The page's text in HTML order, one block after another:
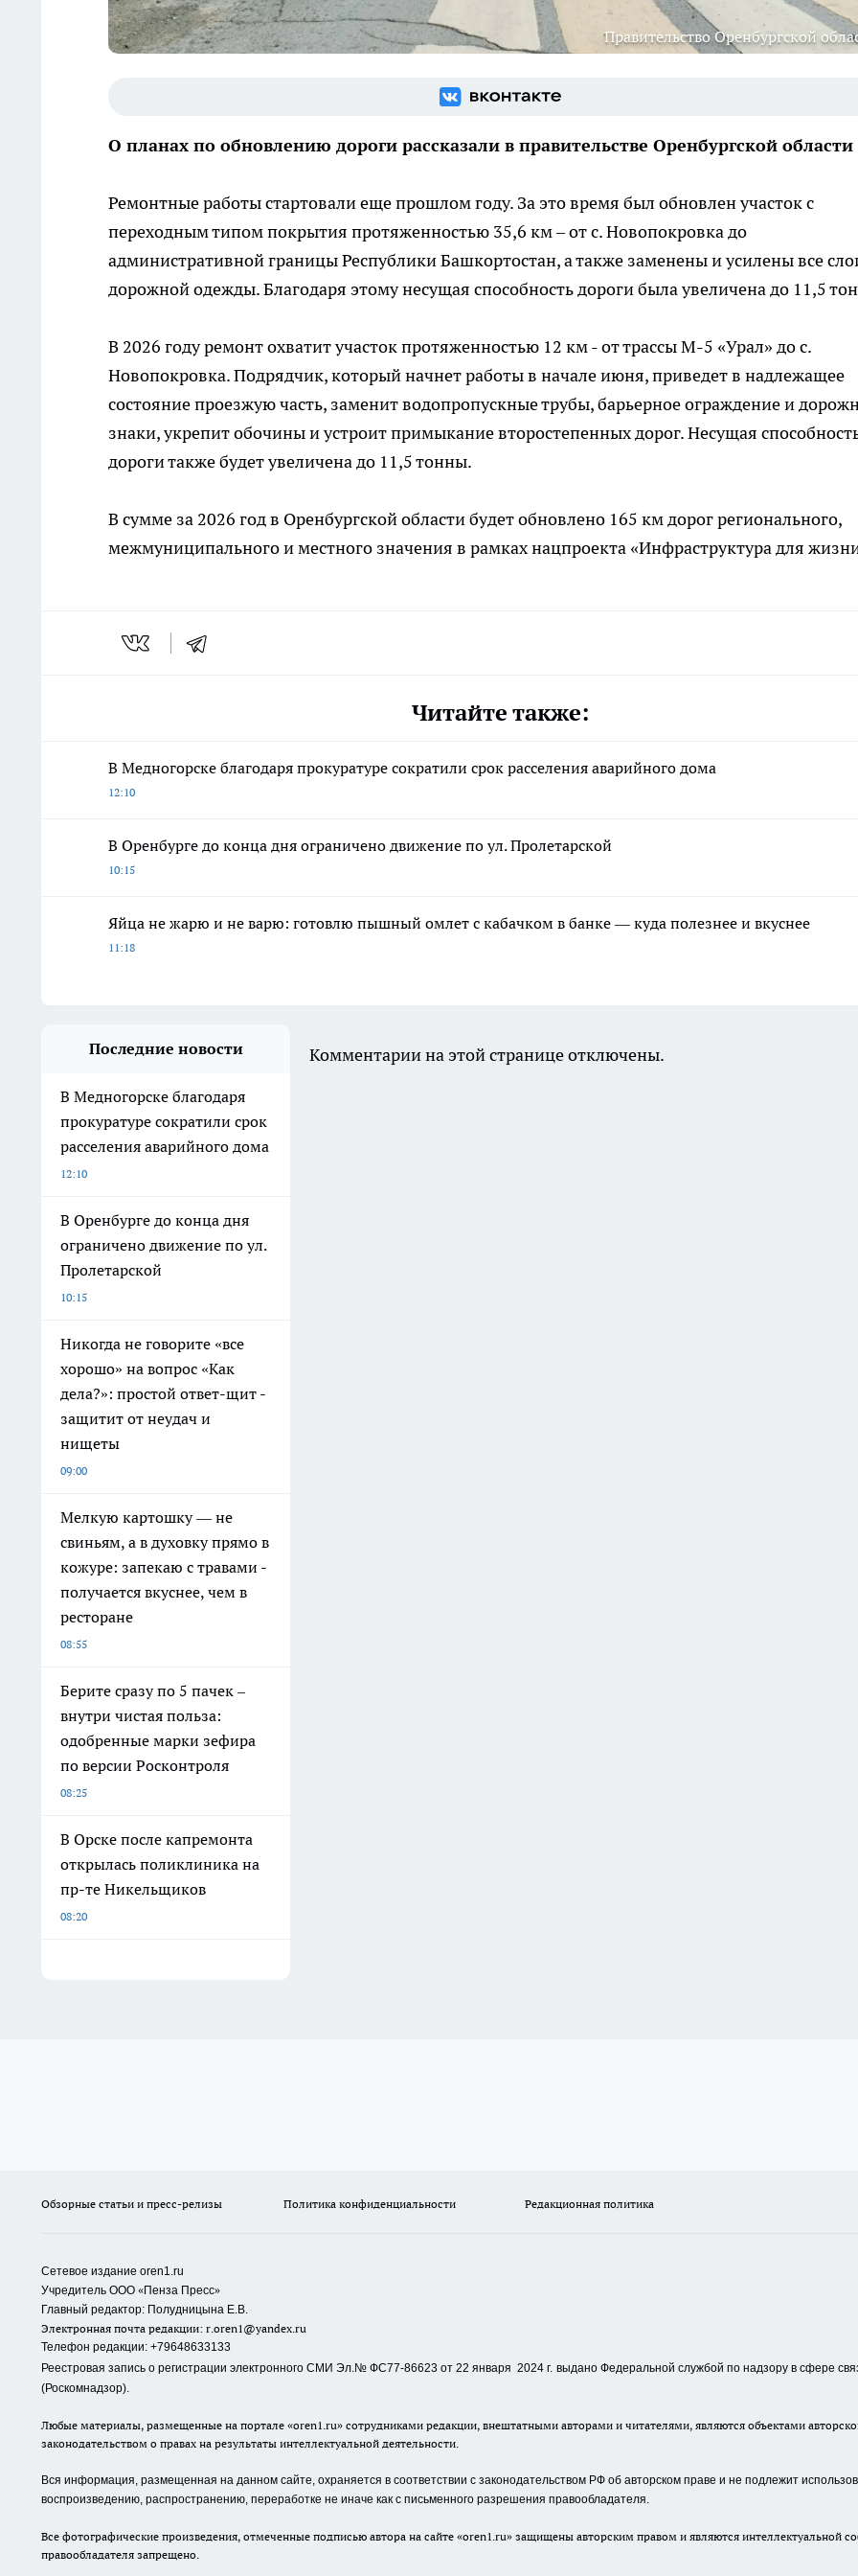
Правительство Оренбургской
О планах по обновлению дороги рассказали в правительстве Оренбургской области
Ремонтные работы стартовали еще прошлом году. За это время был обновлен участок с
переходным типом покрытия протяженностью 35,6 км – от с. Новопокровка до
административной границы Республики Башкортостан, а также заменены и усилены все
дорожной одежды. Благодаря этому несущая способность дороги была увеличена до 11,5
В 2026 году ремонт охватит участок протяженностью 12 км - от трассы М-5 «Урал» до с.
Новопокровка. Подрядчик, который начнет работы в начале июня, приведет в надлежащее
состояние проезжую часть, заменит водопропускные трубы, барьерное ограждение и
знаки, укрепит обочины и устроит примыкание второстепенных дорог. Несущая
дороги также будет увеличена до 11,5 тонны.
В сумме за 2026 год в Оренбургской области будет обновлено 165 км дорог регионального,
межмуниципального и местного значения в рамках нацпроекта «Инфраструктура для
Читайте также:
В Медногорске благодаря прокуратуре сократили срок расселения аварийного дома
12:10
В Оренбурге до конца дня ограничено движение по ул. Пролетарской
10:15
Яйца не жарю и не варю: готовлю пышный омлет с кабачком в банке — куда полезнее и вкуснее
11:18
Последние новости
В Медногорске благодаря
прокуратуре сократили срок
расселения аварийного дома
12:10
В Оренбурге до конца дня
ограничено движение по ул.
Пролетарской
10:15
Никогда не говорите «все
хорошо» на вопрос «Как
дела?»: простой ответ-щит -
защитит от неудач и
нищеты
09:00
Мелкую картошку — не
свиньям, а в духовку прямо в
кожуре: запекаю с травами -
получается вкуснее, чем в
ресторане
08:55
Берите сразу по 5 пачек –
внутри чистая польза:
одобренные марки зефира
по версии Росконтроля
08:25
В Орске после капремонта
открылась поликлиника на
пр-те Никельщиков
08:20
Комментарии на этой странице отключены.
Обзорные статьи и пресс-релизы Политика конфиденциальности Редакционная политика
Сетевое издание oren1.ru
Учредитель ООО «Пенза Пресс»
Главный редактор: Полудницына Е.В.
Электронная почта редакции: r.oren1@yandex.ru
Телефон редакции: +79648633133
Реестровая запись о регистрации электронного СМИ Эл.№ ФС77-86623 от 22 января 2024 г. выдано Федеральной службой по надзору в сфере
(Роскомнадзор).
Любые материалы, размещенные на портале «oren1.ru» сотрудниками редакции, внештатными авторами и читателями, являются объектами
законодательством о правах на результаты интеллектуальной деятельности.
Вся информация, размещенная на данном сайте, охраняется в соответствии с законодательством РФ об авторском праве и не подлежит
воспроизведению, распространению, переработке не иначе как с письменного разрешения правообладателя.
Все фотографические произведения, отмеченные подписью автора на сайте «oren1.ru» защищены авторским правом и являются интеллектуальной
правообладателя запрещено.